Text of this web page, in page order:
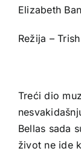
Elizabeth
Režija –
Treći dio
Bellas sada
život ne ide